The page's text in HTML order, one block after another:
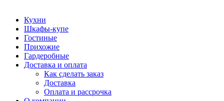
Кухни
Шкафы-купе
Гостиные
Прихожие
Гардеробные
Доставка и оплата
Как сделать заказ
Доставка
Оплата и рассрочка